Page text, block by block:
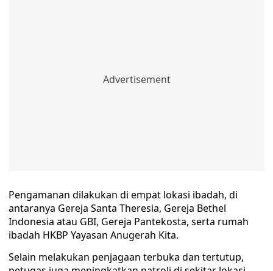
Pengamanan dilakukan di empat lokasi ibadah, di
antaranya Gereja Santa Theresia, Gereja Bethel
Indonesia atau GBI, Gereja Pantekosta, serta rumah
ibadah HKBP Yayasan Anugerah Kita.
Selain melakukan penjagaan terbuka dan tertutup,